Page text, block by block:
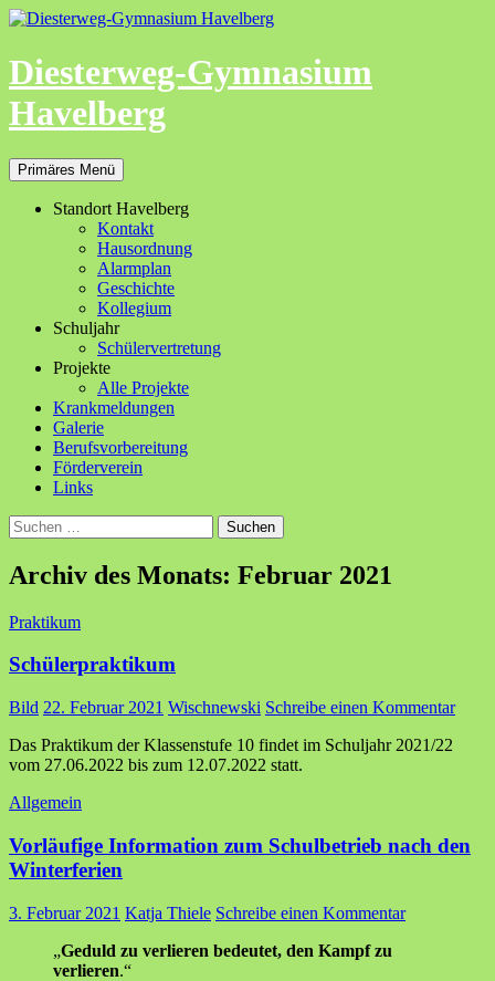
Zum
springen
Diesterweg-Gymnasium
Havelberg
Suchen
Primäres Menü
Standort Havelberg
Kontakt
Hausordnung
Alarmplan
Geschichte
Kollegium
Schuljahr
Schülervertretung
Projekte
Alle Projekte
Krankmeldungen
Galerie
Berufsvorbereitung
Förderverein
Links
Suchen
nach:
Archiv des Monats: Februar 2021
Praktikum
Schülerpraktikum
Bild 22. Februar 2021 Wischnewski Schreibe einen Kommentar
Das Praktikum der Klassenstufe 10 findet im Schuljahr 2021/22
vom 27.06.2022 bis zum 12.07.2022 statt.
Allgemein
Vorläufige Information zum Schulbetrieb nach den
Winterferien
3. Februar 2021 Katja Thiele Schreibe einen Kommentar
„Geduld zu verlieren bedeutet, den Kampf zu
verlieren.“